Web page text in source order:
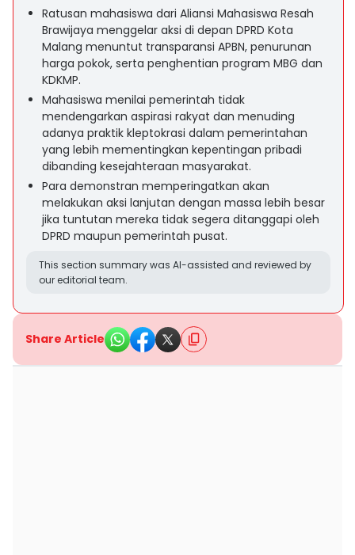
Ratusan mahasiswa dari Aliansi Mahasiswa Resah
Brawijaya menggelar aksi di depan DPRD Kota
Malang menuntut transparansi APBN, penurunan
harga pokok, serta penghentian program MBG dan
KDKMP.
Mahasiswa menilai pemerintah tidak
mendengarkan aspirasi rakyat dan menuding
adanya praktik kleptokrasi dalam pemerintahan
yang lebih mementingkan kepentingan pribadi
dibanding kesejahteraan masyarakat.
Para demonstran memperingatkan akan
melakukan aksi lanjutan dengan massa lebih besar
jika tuntutan mereka tidak segera ditanggapi oleh
DPRD maupun pemerintah pusat.
This section summary was AI-assisted and reviewed by
our editorial team.
Share Article